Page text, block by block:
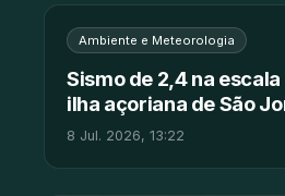
Ambiente e Meteorologia
Sismo de 2,4 na
ilha açoriana de São
8 Jul. 2026, 13:22